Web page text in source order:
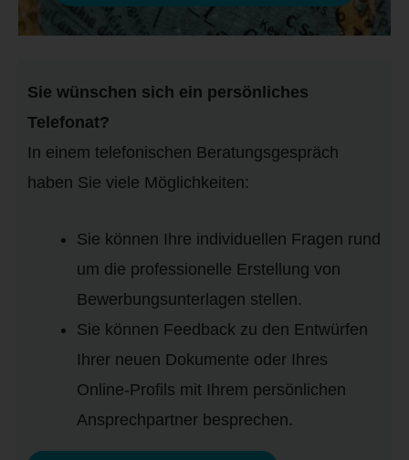
Sie wünschen sich ein persönliches
Telefonat?
In einem telefonischen Beratungsgespräch
haben Sie viele Möglichkeiten:
Sie können Ihre individuellen Fragen rund
um die professionelle Erstellung von
Bewerbungsunterlagen stellen.
Sie können Feedback zu den Entwürfen
Ihrer neuen Dokumente oder Ihres
Online-Profils mit Ihrem persönlichen
Ansprechpartner besprechen.